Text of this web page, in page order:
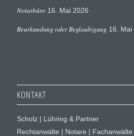
Notarbüro 16. Mai 2026
Beurkundung oder Beglaubigung 16. Mai
KONTAKT
Scholz | Lühring & Partner
Rechtanwälte | Notare | Fachanwälte